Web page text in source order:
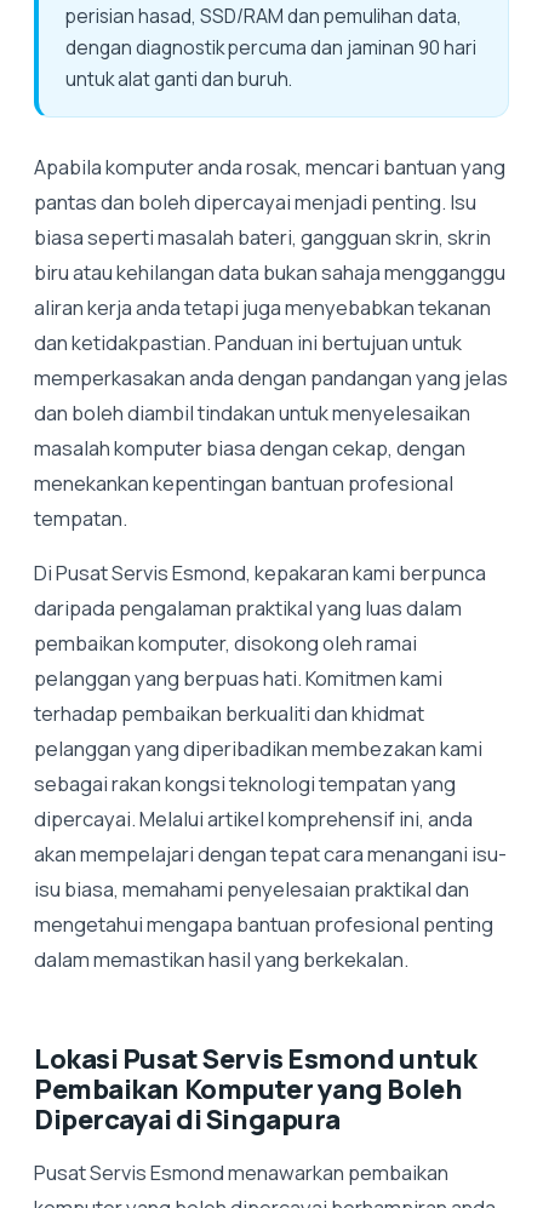
perisian hasad, SSD/RAM dan pemulihan data,
dengan diagnostik percuma dan jaminan 90 hari
untuk alat ganti dan buruh.
Apabila komputer anda rosak, mencari bantuan yang
pantas dan boleh dipercayai menjadi penting. Isu
biasa seperti masalah bateri, gangguan skrin, skrin
biru atau kehilangan data bukan sahaja mengganggu
aliran kerja anda tetapi juga menyebabkan tekanan
dan ketidakpastian. Panduan ini bertujuan untuk
memperkasakan anda dengan pandangan yang jelas
dan boleh diambil tindakan untuk menyelesaikan
masalah komputer biasa dengan cekap, dengan
menekankan kepentingan bantuan profesional
tempatan.
Di Pusat Servis Esmond, kepakaran kami berpunca
daripada pengalaman praktikal yang luas dalam
pembaikan komputer, disokong oleh ramai
pelanggan yang berpuas hati. Komitmen kami
terhadap pembaikan berkualiti dan khidmat
pelanggan yang diperibadikan membezakan kami
sebagai rakan kongsi teknologi tempatan yang
dipercayai. Melalui artikel komprehensif ini, anda
akan mempelajari dengan tepat cara menangani isu-
isu biasa, memahami penyelesaian praktikal dan
mengetahui mengapa bantuan profesional penting
dalam memastikan hasil yang berkekalan.
Lokasi Pusat Servis Esmond untuk
Pembaikan Komputer yang Boleh
Dipercayai di Singapura
Pusat Servis Esmond menawarkan pembaikan